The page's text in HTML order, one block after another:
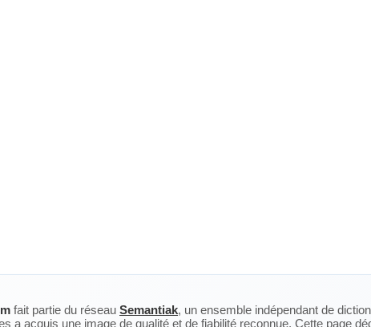
fait partie du réseau Semantiak, un ensemble indépendant de
a acquis une image de qualité et de fiabilité reconnue. Cette page